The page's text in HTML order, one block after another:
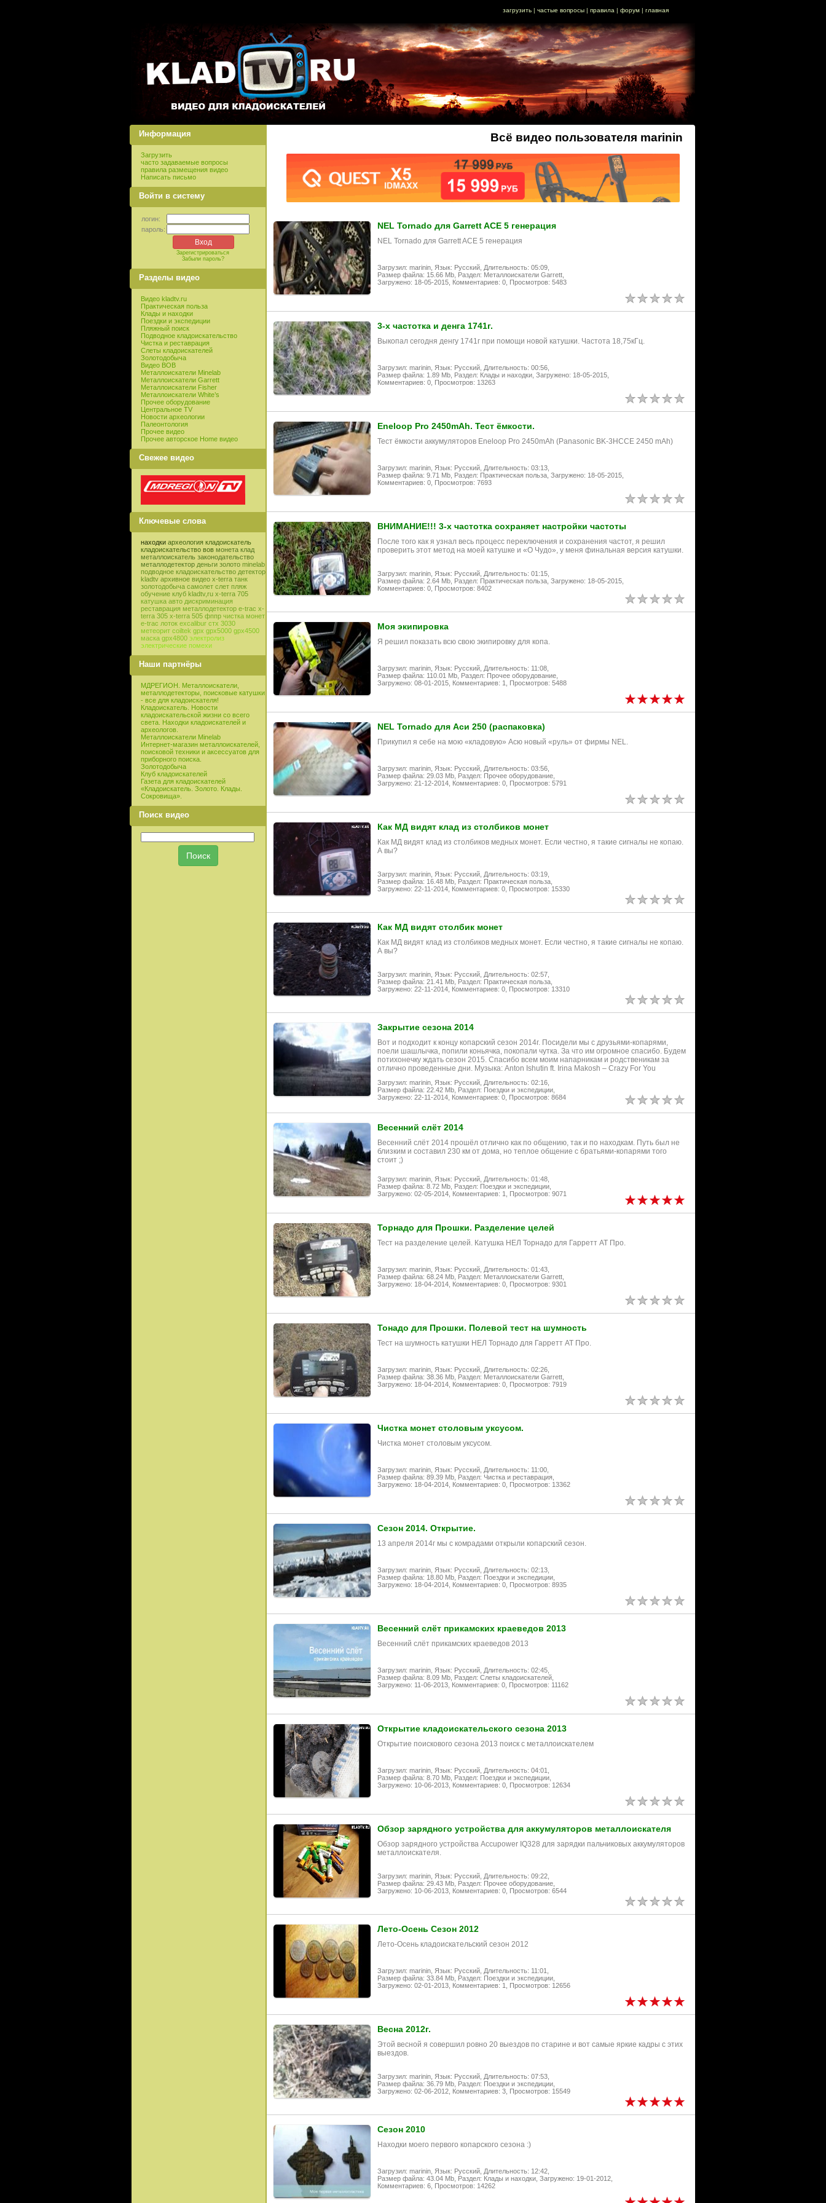
загрузить| частые вопросы| правила | форум| главная
Информация
Загрузить
часто задаваемые вопросы
правила размещения видео
Написать письмо
Войти в систему
логин:
пароль:
Зарегистрироваться
Забыли пароль?
Разделы видео
Видео kladtv.ru
Практическая польза
Клады и находки
Поездки и экспедиции
Пляжный поиск
Подводное кладоискательство
Чистка и реставрация
Слеты кладоискателей
Золотодобыча
Видео ВОВ
Металлоискатели Minelab
Металлоискатели Garrett
Металлоискатели Fisher
Металлоискатели White’s
Прочее оборудование
Центральное TV
Новости археологии
Палеонтология
Прочее видео
Прочее авторское Home видео
Свежее видео
Ключевые слова
находки археология кладоискатель
кладоискательство вов монета клад
металлоискатель законодательство
металлодетектор деньги золото minelab
подводное кладоискательство детектор
kladtv архивное видео x-terra танк
золотодобыча самолет слет пляж
обучение клуб kladtv,ru x-terra 705
катушка авто дискриминация
реставрация металлодетектор e-trac x-
terra 305 x-terra 505 фппр чистка монет
e-trac лоток excalibur стх 3030
метеорит coiltek gpx gpx5000 gpx4500
маска gpx4800 электролиз
электрические помехи
Наши партнёры
МДРЕГИОН. Металлоискатели,
металлодетекторы, поисковые катушки
- все для кладоискателя!
Кладоискатель. Новости
кладоискательской жизни со всего
света. Находки кладоискателей и
археологов.
Металлоискатели Minelab
Интернет-магазин металлоискателей,
поисковой техники и аксессуатов для
приборного поиска.
Золотодобыча
Клуб кладоискателей
Газета для кладоискателей
«Кладоискатель. Золото. Клады.
Сокровища».
Поиск видео
Всё видео пользователя marinin
NEL Tornado для Garrett ACE 5 генерация
NEL Tornado для Garrett ACE 5 генерация
Загрузил: marinin, Язык: Русский, Длительность: 05:09,
Размер файла: 15.66 Mb, Раздел: Металлоискатели Garrett,
Загружено: 18-05-2015, Комментариев: 0, Просмотров: 5483
3-х частотка и денга 1741г.
Выкопал сегодня денгу 1741г при помощи новой катушки. Частота 18,75кГц.
Загрузил: marinin, Язык: Русский, Длительность: 00:56,
Размер файла: 1.89 Mb, Раздел: Клады и находки, Загружено: 18-05-2015,
Комментариев: 0, Просмотров: 13263
Eneloop Pro 2450mAh. Тест ёмкости.
Тест ёмкости аккумуляторов Eneloop Pro 2450mAh (Panasonic BK-3HCCE 2450 mAh)
Загрузил: marinin, Язык: Русский, Длительность: 03:13,
Размер файла: 9.71 Mb, Раздел: Практическая польза, Загружено: 18-05-2015,
Комментариев: 0, Просмотров: 7693
ВНИМАНИЕ!!! 3-х частотка сохраняет настройки частоты
После того как я узнал весь процесс переключения и сохранения частот, я решил
проверить этот метод на моей катушке и «О Чудо», у меня финальная версия катушки.
Загрузил: marinin, Язык: Русский, Длительность: 01:15,
Размер файла: 2.64 Mb, Раздел: Практическая польза, Загружено: 18-05-2015,
Комментариев: 0, Просмотров: 8402
Моя экипировка
Я решил показать всю свою экипировку для копа.
Загрузил: marinin, Язык: Русский, Длительность: 11:08,
Размер файла: 110.01 Mb, Раздел: Прочее оборудование,
Загружено: 08-01-2015, Комментариев: 1, Просмотров: 5488
NEL Tornado для Аси 250 (распаковка)
Прикупил я себе на мою «кладовую» Асю новый «руль» от фирмы NEL.
Загрузил: marinin, Язык: Русский, Длительность: 03:56,
Размер файла: 29.03 Mb, Раздел: Прочее оборудование,
Загружено: 21-12-2014, Комментариев: 0, Просмотров: 5791
Как МД видят клад из столбиков монет
Как МД видят клад из столбиков медных монет. Если честно, я такие сигналы не копаю.
А вы?
Загрузил: marinin, Язык: Русский, Длительность: 03:19,
Размер файла: 16.48 Mb, Раздел: Практическая польза,
Загружено: 22-11-2014, Комментариев: 0, Просмотров: 15330
Как МД видят столбик монет
Как МД видят клад из столбиков медных монет. Если честно, я такие сигналы не копаю.
А вы?
Загрузил: marinin, Язык: Русский, Длительность: 02:57,
Размер файла: 21.41 Mb, Раздел: Практическая польза,
Загружено: 22-11-2014, Комментариев: 0, Просмотров: 13310
Закрытие сезона 2014
Вот и подходит к концу копарский сезон 2014г. Посидели мы с друзьями-копарями,
поели шашлычка, попили коньячка, покопали чутка. За что им огромное спасибо. Будем
потихонечку ждать сезон 2015. Спасибо всем моим напарникам и родственикам за
отлично проведенные дни. Музыка: Anton Ishutin ft. Irina Makosh – Crazy For You
Загрузил: marinin, Язык: Русский, Длительность: 02:16,
Размер файла: 22.42 Mb, Раздел: Поездки и экспедиции,
Загружено: 22-11-2014, Комментариев: 0, Просмотров: 8684
Весенний слёт 2014
Весенний слёт 2014 прошёл отлично как по общению, так и по находкам. Путь был не
близким и составил 230 км от дома, но теплое общение с братьями-копарями того
стоит ;)
Загрузил: marinin, Язык: Русский, Длительность: 01:48,
Размер файла: 8.72 Mb, Раздел: Поездки и экспедиции,
Загружено: 02-05-2014, Комментариев: 1, Просмотров: 9071
Торнадо для Прошки. Разделение целей
Тест на разделение целей. Катушка НЕЛ Торнадо для Гарретт АТ Про.
Загрузил: marinin, Язык: Русский, Длительность: 01:43,
Размер файла: 68.24 Mb, Раздел: Металлоискатели Garrett,
Загружено: 18-04-2014, Комментариев: 0, Просмотров: 9301
Тонадо для Прошки. Полевой тест на шумность
Тест на шумность катушки НЕЛ Торнадо для Гарретт АТ Про.
Загрузил: marinin, Язык: Русский, Длительность: 02:26,
Размер файла: 38.36 Mb, Раздел: Металлоискатели Garrett,
Загружено: 18-04-2014, Комментариев: 0, Просмотров: 7919
Чистка монет столовым уксусом.
Чистка монет столовым уксусом.
Загрузил: marinin, Язык: Русский, Длительность: 11:00,
Размер файла: 89.39 Mb, Раздел: Чистка и реставрация,
Загружено: 18-04-2014, Комментариев: 0, Просмотров: 13362
Сезон 2014. Открытие.
13 апреля 2014г мы с комрадами открыли копарский сезон.
Загрузил: marinin, Язык: Русский, Длительность: 02:13,
Размер файла: 18.80 Mb, Раздел: Поездки и экспедиции,
Загружено: 18-04-2014, Комментариев: 0, Просмотров: 8935
Весенний слёт прикамских краеведов 2013
Весенний слёт прикамских краеведов 2013
Загрузил: marinin, Язык: Русский, Длительность: 02:45,
Размер файла: 8.09 Mb, Раздел: Слеты кладоискателей,
Загружено: 11-06-2013, Комментариев: 0, Просмотров: 11162
Открытие кладоискательского сезона 2013
Открытие поискового сезона 2013 поиск с металлоискателем
Загрузил: marinin, Язык: Русский, Длительность: 04:01,
Размер файла: 8.70 Mb, Раздел: Поездки и экспедиции,
Загружено: 10-06-2013, Комментариев: 0, Просмотров: 12634
Обзор зарядного устройства для аккумуляторов металлоискателя
Обзор зарядного устройства Accupower IQ328 для зарядки пальчиковых аккумуляторов
металлоискателя.
Загрузил: marinin, Язык: Русский, Длительность: 09:22,
Размер файла: 29.43 Mb, Раздел: Прочее оборудование,
Загружено: 10-06-2013, Комментариев: 0, Просмотров: 6544
Лето-Осень Сезон 2012
Лето-Осень кладоискательский сезон 2012
Загрузил: marinin, Язык: Русский, Длительность: 11:01,
Размер файла: 33.84 Mb, Раздел: Поездки и экспедиции,
Загружено: 02-01-2013, Комментариев: 1, Просмотров: 12656
Весна 2012г.
Этой весной я совершил ровно 20 выездов по старине и вот самые яркие кадры с этих
выездов.
Загрузил: marinin, Язык: Русский, Длительность: 07:53,
Размер файла: 36.79 Mb, Раздел: Поездки и экспедиции,
Загружено: 02-06-2012, Комментариев: 3, Просмотров: 15549
Сезон 2010
Находки моего первого копарского сезона :)
Загрузил: marinin, Язык: Русский, Длительность: 12:42,
Размер файла: 43.04 Mb, Раздел: Клады и находки, Загружено: 19-01-2012,
Комментариев: 6, Просмотров: 14262